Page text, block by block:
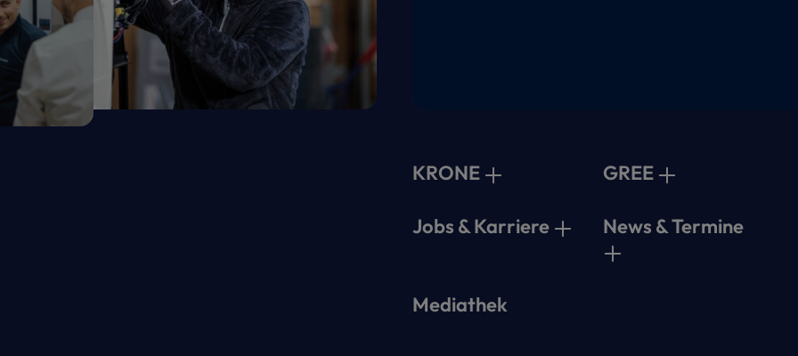
KRONE GREE
Jobs & Karriere News & Termine
Mediathek